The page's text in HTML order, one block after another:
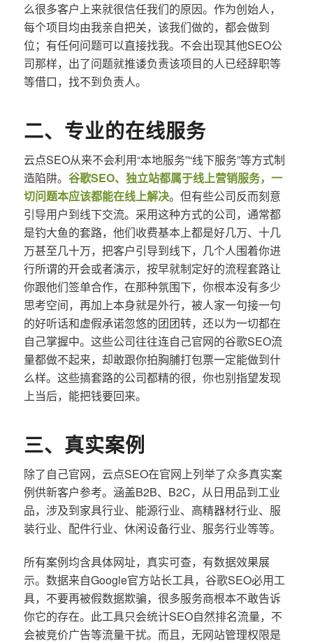
么很多客户上来就很信任我们的原因。作为创始人，
每个项目均由我亲自把关，该我们做的，都会做到
位；有任何问题可以直接找我。不会出现其他SEO公
司那样，出了问题就推诿负责该项目的人已经辞职等
等借口，找不到负责人。
二、专业的在线服务
云点SEO从来不会利用“本地服务”“线下服务”等方式制
造陷阱。 谷歌SEO、独立站都属于线上营销服务，一
切问题本应该都能在线上解决。但有些公司反而刻意
引导用户到线下交流。采用这种方式的公司，通常都
是钓大鱼的套路，他们收费基本上都是好几万、十几
万甚至几十万，把客户引导到线下，几个人围着你进
行所谓的开会或者演示，按早就制定好的流程套路让
你跟他们签单合作，在那种氛围下，你根本没有多少
思考空间，再加上本身就是外行，被人家一句接一句
的好听话和虚假承诺忽悠的团团转，还以为一切都在
自己掌握中。这些公司往往连自己官网的谷歌SEO流
量都做不起来，却敢跟你拍胸脯打包票一定能做到什
么样。这些搞套路的公司都精的很，你也别指望发现
上当后，能把钱要回来。
三、真实案例
除了自己官网，云点SEO在官网上列举了众多真实案
例供新客户参考。涵盖B2B、B2C，从日用品到工业
品，涉及到家具行业、能源行业、高精器材行业、服
装行业、配件行业、休闲设备行业、服务行业等等。
所有案例均含具体网址，真实可查，有数据效果展
示。数据来自Google官方站长工具，谷歌SEO必用工
具，不要再被假数据欺骗，很多服务商根本不敢告诉
你它的存在。此工具只会统计SEO自然排名流量，不
会被竞价广告等流量干扰。而且，无网站管理权限是